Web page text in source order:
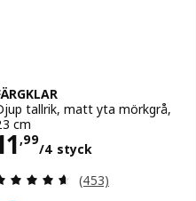
tallrik, matt yta mörkgrå,
cm
,99
/4 styck
11,99/4 styck
Recension: 4.6
(453)